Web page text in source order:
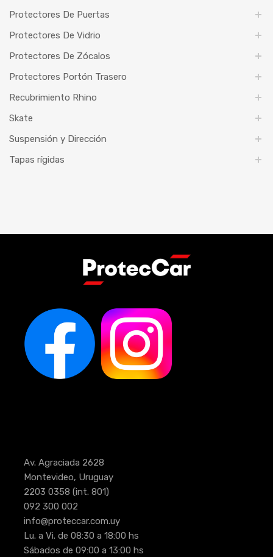
Protectores De Puertas
Protectores De Vidrio
Protectores De Zócalos
Protectores Portón Trasero
Recubrimiento Rhino
Skate
Suspensión y Dirección
Tapas rígidas
Av. Agraciada 2628
Montevideo, Uruguay
2203 0358 (int. 801)
092 300 002
info@proteccar.com.uy
Lu. a Vi. de 08:30 a 18:00 hs
Sábados de 09:00 a 13:00 hs